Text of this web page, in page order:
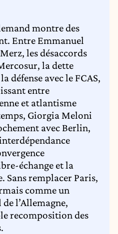
montre des
Entre Emmanuel
les désaccords
la dette
défense avec le FCAS,
entre
et atlantisme
Giorgia Meloni
avec Berlin,
échange et la
Sans remplacer Paris,
comme un
l’Allemagne,
recomposition des